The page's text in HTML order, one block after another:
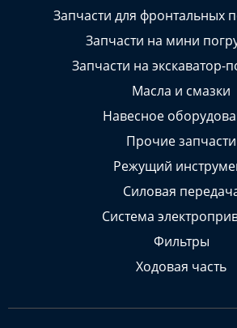
Запчасти для фронтальных
Запчасти на мини
Запчасти на экскаватор-
Масла и смазки
Навесное
Прочие запчасти
Режущий
Силовая
Система
Фильтры
Ходовая часть